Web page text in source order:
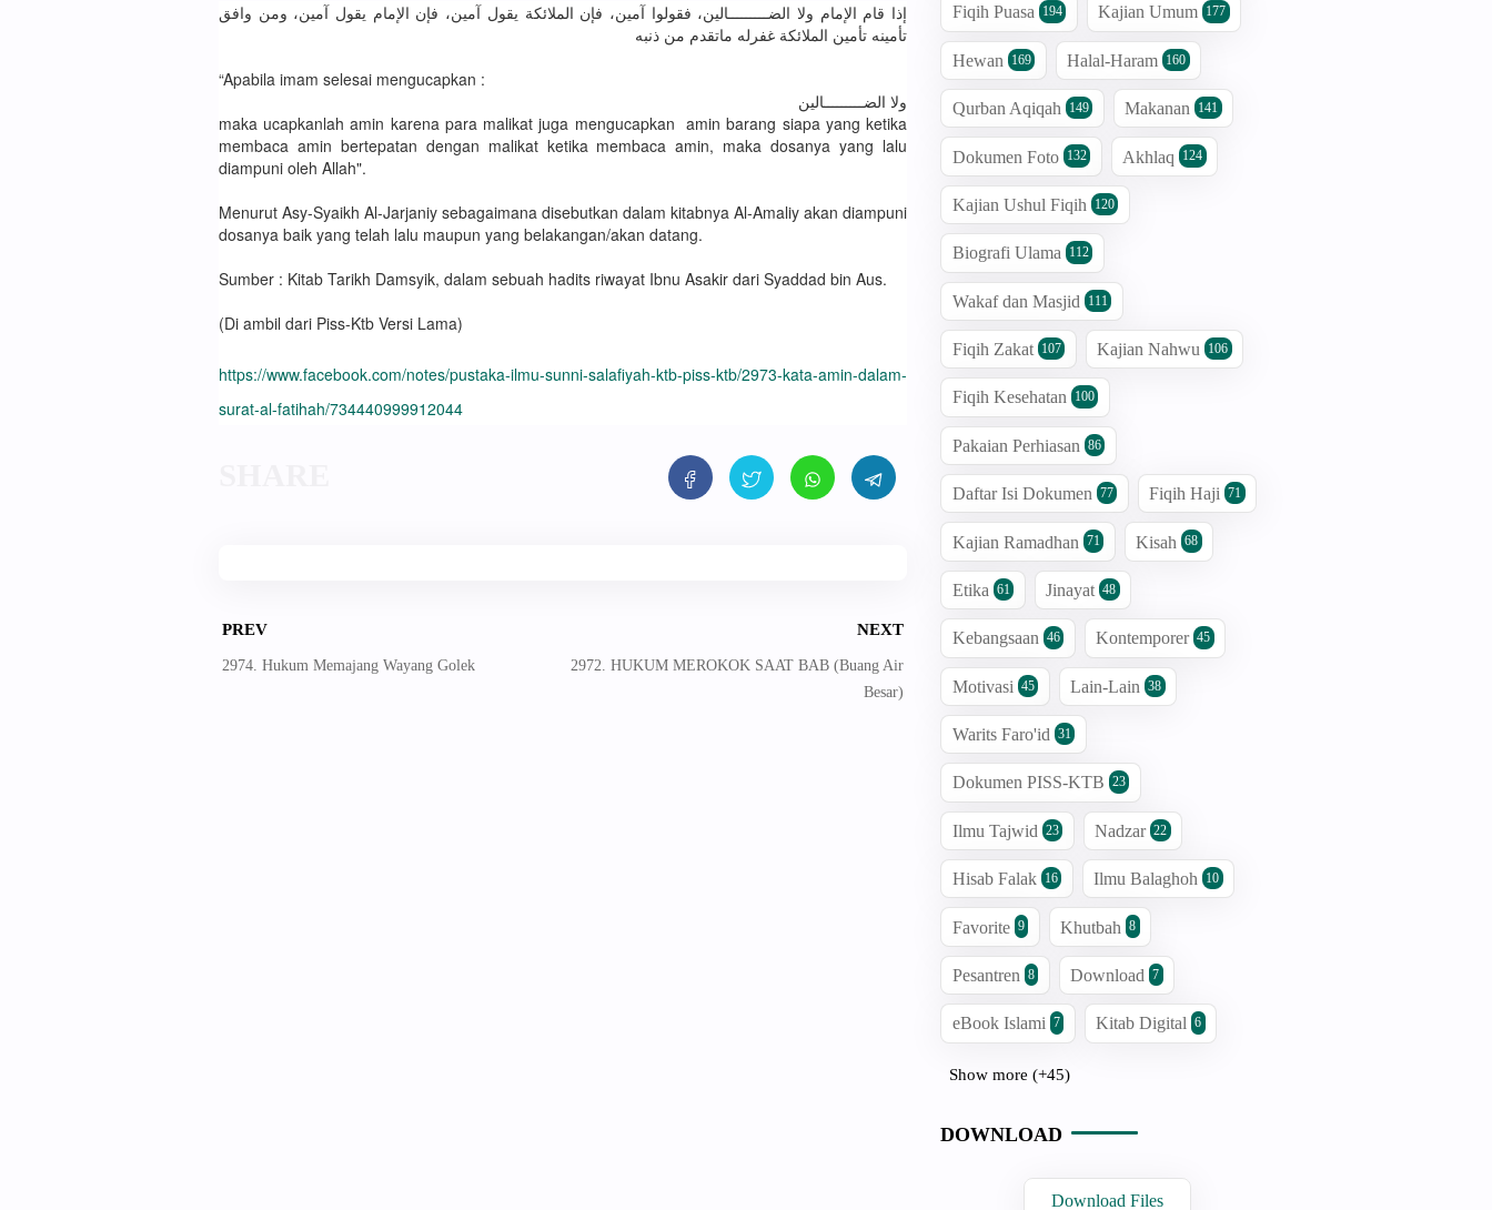
إذا قام الإمام ولا الضـــــــــالين، فقولوا آمين، فإن الملائكة يقول آمين، فإن الإمام يقول آمين، ومن وافق
تأمينه تأمين الملائكة غفرله ماتقدم من ذنبه
“Apabila imam selesai mengucapkan :
ولا الضـــــــــالين
maka ucapkanlah amin karena para malikat juga mengucapkan amin barang siapa yang ketika
membaca amin bertepatan dengan malikat ketika membaca amin, maka dosanya yang lalu
diampuni oleh Allah".
Menurut Asy-Syaikh Al-Jarjaniy sebagaimana disebutkan dalam kitabnya Al-Amaliy akan diampuni
dosanya baik yang telah lalu maupun yang belakangan/akan datang.
Sumber : Kitab Tarikh Damsyik, dalam sebuah hadits riwayat Ibnu Asakir dari Syaddad bin Aus.
(Di ambil dari Piss-Ktb Versi Lama)
https://www.facebook.com/notes/pustaka-ilmu-sunni-salafiyah-ktb-piss-ktb/2973-kata-amin-dalam-
surat-al-fatihah/734440999912044
PREV
2974. Hukum Memajang Wayang Golek
NEXT
2972. HUKUM MEROKOK SAAT BAB (Buang Air
Besar)
Fiqih Puasa 194 Kajian Umum 177
Hewan 169 Halal-Haram 160
Qurban Aqiqah 149 Makanan 141
Dokumen Foto 132 Akhlaq 124
Kajian Ushul Fiqih 120
Biografi Ulama 112
Wakaf dan Masjid 111
Fiqih Zakat 107 Kajian Nahwu 106
Fiqih Kesehatan 100
Pakaian Perhiasan 86
Daftar Isi Dokumen 77 Fiqih Haji 71
Kajian Ramadhan 71 Kisah 68
Etika 61 Jinayat 48
Kebangsaan 46 Kontemporer 45
Motivasi 45 Lain-Lain 38
Warits Faro'id 31
Dokumen PISS-KTB 23
Ilmu Tajwid 23 Nadzar 22
Hisab Falak 16 Ilmu Balaghoh 10
Favorite 9 Khutbah 8
Pesantren 8 Download 7
eBook Islami 7 Kitab Digital 6
Show more (+45)
DOWNLOAD
Download Files